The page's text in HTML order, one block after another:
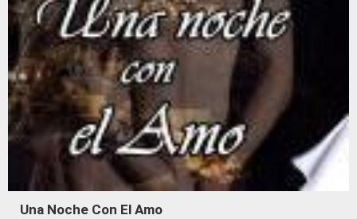
Una Noche Con El Amo